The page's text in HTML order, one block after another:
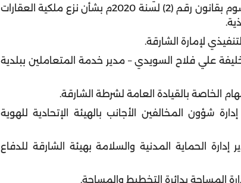
بشأن نزع ملكيتها وفقاً للمادة رقم (8) من المرسوم بقانون رقم (2) لسنة 2020م بشأن نزع ملكية العقارات
علي فلاح السويدي – مدير خدمة المتعاملين ببلدية
شؤون المخالفين الأجانب بالهيئة الإتحادية للهوية
الحماية المدنية والسلامة بهيئة الشارقة للدفاع